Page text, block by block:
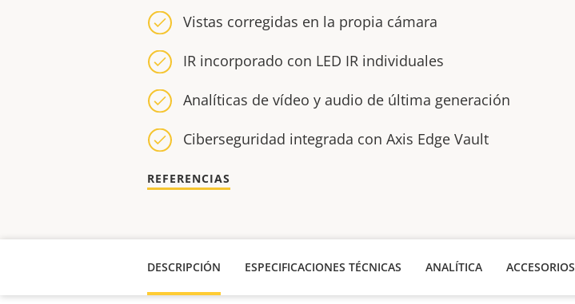
Vistas corregidas en la propia cámara
IR incorporado con LED IR individuales
Analíticas de vídeo y audio de última generación
Ciberseguridad integrada con Axis Edge Vault
REFERENCIAS
DESCRIPCIÓN ESPECIFICACIONES TÉCNICAS ANALÍTICA ACCESORIOS